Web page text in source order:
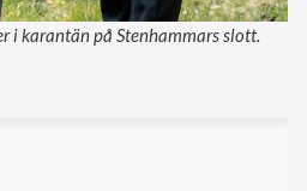
i karantän på Stenhammars slott.